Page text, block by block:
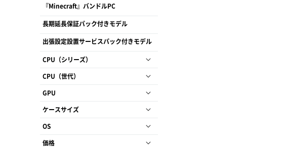
『Minecraft』バンドルPC
長期延長保証パック付きモデル
出張設定設置サービスパック付きモデル
CPU（シリーズ）
CPU（世代）
GPU
ケースサイズ
OS
価格